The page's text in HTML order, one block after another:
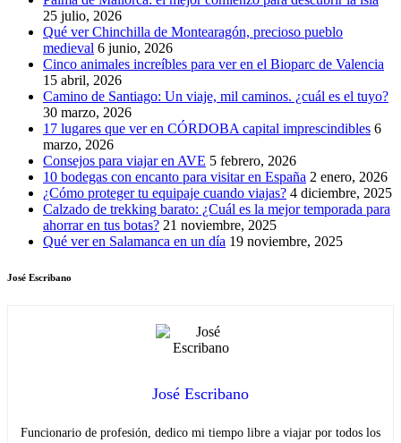
25 julio, 2026
Qué ver Chinchilla de Montearagón, precioso pueblo
medieval 6 junio, 2026
Cinco animales increíbles para ver en el Bioparc de Valencia
15 abril, 2026
Camino de Santiago: Un viaje, mil caminos. ¿cuál es el tuyo?
30 marzo, 2026
17 lugares que ver en CÓRDOBA capital imprescindibles 6
marzo, 2026
Consejos para viajar en AVE 5 febrero, 2026
10 bodegas con encanto para visitar en España 2 enero, 2026
¿Cómo proteger tu equipaje cuando viajas? 4 diciembre, 2025
Calzado de trekking barato: ¿Cuál es la mejor temporada para
ahorrar en tus botas? 21 noviembre, 2025
Qué ver en Salamanca en un día 19 noviembre, 2025
José Escribano
José Escribano
Funcionario de profesión, dedico mi tiempo libre a viajar por todos los